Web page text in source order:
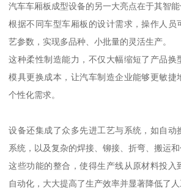
汽车车厢板成型设备的另一大亮点在于其智能
根据不同车型车厢板的设计需求，操作人员
艺参数，实现多品种、小批量的灵活生产。
这种柔性制造能力，不仅大幅缩短了产品换
模具更换成本，让汽车制造企业能够更敏捷
个性化需求。
设备还集成了众多先进工艺与系统，如自动
系统，以及复杂的焊接、铆接、折弯、搬运和
这些功能的整合，使得生产线从原材料投入
自动化，大大提高了生产效率并显著降低了人